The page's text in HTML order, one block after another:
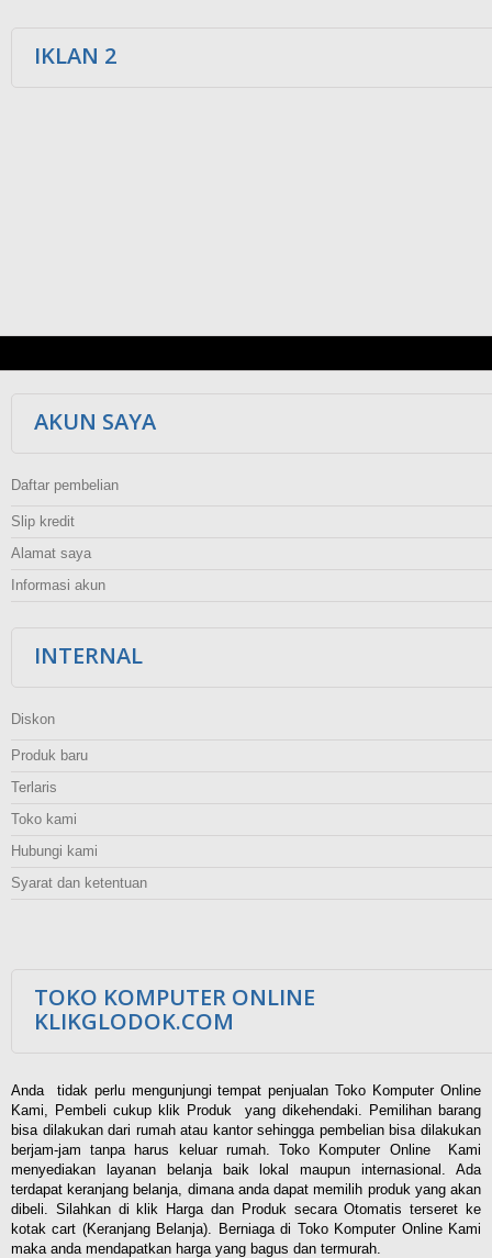
IKLAN 2
AKUN SAYA
Daftar pembelian
Slip kredit
Alamat saya
Informasi akun
INTERNAL
Diskon
Produk baru
Terlaris
Toko kami
Hubungi kami
Syarat dan ketentuan
TOKO KOMPUTER ONLINE
KLIKGLODOK.COM
Anda tidak perlu mengunjungi tempat penjualan Toko Komputer Online
Kami, Pembeli cukup klik Produk yang dikehendaki. Pemilihan barang
bisa dilakukan dari rumah atau kantor sehingga pembelian bisa dilakukan
berjam-jam tanpa harus keluar rumah. Toko Komputer Online Kami
menyediakan layanan belanja baik lokal maupun internasional. Ada
terdapat keranjang belanja, dimana anda dapat memilih produk yang akan
dibeli. Silahkan di klik Harga dan Produk secara Otomatis terseret ke
kotak cart (Keranjang Belanja). Berniaga di Toko Komputer Online Kami
maka anda mendapatkan harga yang bagus dan termurah.